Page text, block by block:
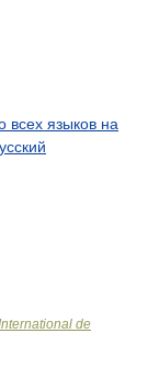
всех языков на
de